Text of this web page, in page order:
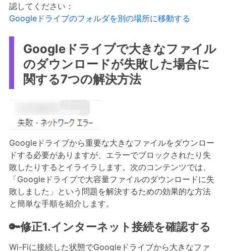
認してください：
Googleドライブのフォルダを別の場所に移動する
Googleドライブで大きなファイル
のダウンロードが失敗した場合に
関する7つの解決方法
Googleドライブから重要な大きなファイルをダウンロー
ドする必要がありますが、エラーでブロックされたり失
敗したりするとイライラします。次のコンテンツでは、
「Googleドライブで大容量ファイルのダウンロードに失
敗しました」という問題を解決するための効果的な方法
と簡単な手順を紹介します。
🔑修正1.インターネット接続を確認する
Wi-Fiに接続した状態でGoogleドライブから大きなファ